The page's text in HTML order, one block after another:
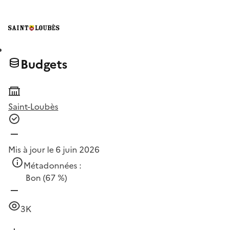
Budgets
Saint-Loubès
Mis à jour le 6 juin 2026
Métadonnées :
Bon (67 %)
3K